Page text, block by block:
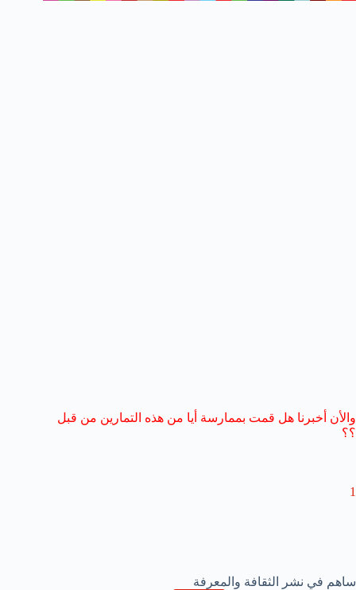
والأن أخبرنا هل قمت بممارسة أيا من هذه التمارين من قبل
؟؟
1
ساهم في نشر الثقافة والمعرفة